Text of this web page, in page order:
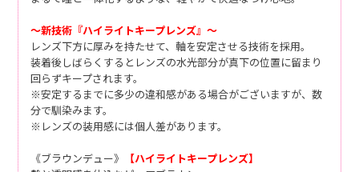
～新技術『ハイライトキープレンズ』～
レンズ下方に厚みを持たせて、軸を安定させる技術を採用。
装着後しばらくするとレンズの水光部分が真下の位置に留まり
回らずキープされます。
※安定するまでに多少の違和感がある場合がございますが、数
分で馴染みます。
※レンズの装用感には個人差があります。
《ブラウンデュー》
【ハイライトキープレンズ】